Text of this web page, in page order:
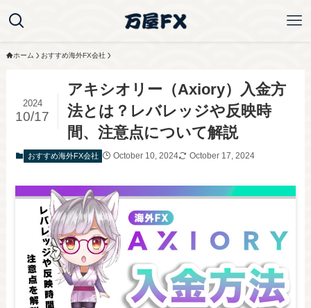
ホーム おすすめ海外FX会社
アキシオリー（Axiory）入金方
法とは？レバレッジや反映時
間、注意点について解説
2024
10/17
おすすめ海外FX会社 October 10, 2024 October 17, 2024